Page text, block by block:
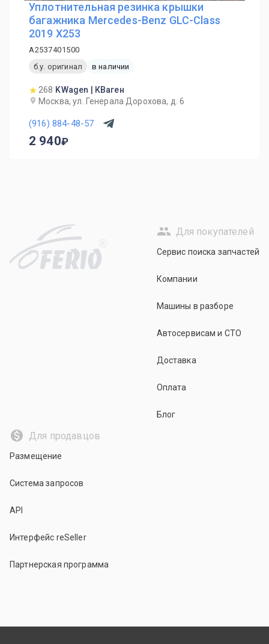
Уплотнительная резинка крышки
багажника Mercedes-Benz GLC-Class
2019 X253
A2537401500
б.у. оригинал
в наличии
268 KWagen | КВаген
Москва, ул. Генерала Дорохова, д. 6
(916) 884-48-57
2 940
R
Для покупателей
Сервис поиска запчастей
Компании
Машины в разборе
Автосервисам и СТО
Доставка
Оплата
Блог
Для продавцов
Размещение
Система запросов
API
Интерфейс reSeller
Партнерская программа